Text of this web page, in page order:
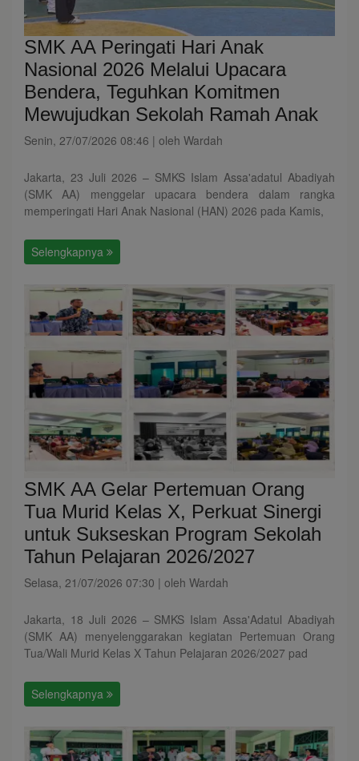
SMK AA Peringati Hari Anak
Nasional 2026 Melalui Upacara
Bendera, Teguhkan Komitmen
Mewujudkan Sekolah Ramah Anak
Senin, 27/07/2026 08:46 | oleh Wardah
Jakarta, 23 Juli 2026 – SMKS Islam Assa'adatul Abadiyah
(SMK AA) menggelar upacara bendera dalam rangka
memperingati Hari Anak Nasional (HAN) 2026 pada Kamis,
Selengkapnya
SMK AA Gelar Pertemuan Orang
Tua Murid Kelas X, Perkuat Sinergi
untuk Sukseskan Program Sekolah
Tahun Pelajaran 2026/2027
Selasa, 21/07/2026 07:30 | oleh Wardah
Jakarta, 18 Juli 2026 – SMKS Islam Assa'Adatul Abadiyah
(SMK AA) menyelenggarakan kegiatan Pertemuan Orang
Tua/Wali Murid Kelas X Tahun Pelajaran 2026/2027 pad
Selengkapnya